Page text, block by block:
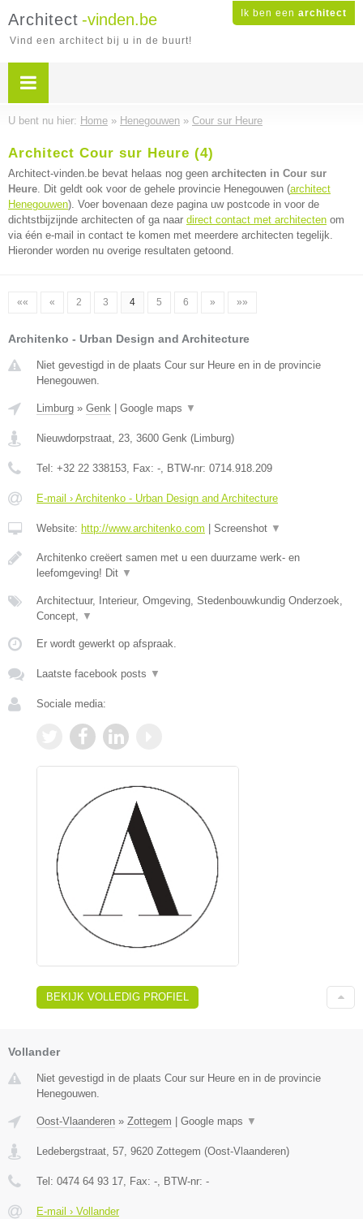
Ik ben een architect
Architect -vinden.be
Vind een architect bij u in de buurt!
U bent nu hier: Home » Henegouwen » Cour sur Heure
Architect Cour sur Heure (4)
Architect-vinden.be bevat helaas nog geen architecten in Cour sur
Heure. Dit geldt ook voor de gehele provincie Henegouwen (architect
Henegouwen). Voer bovenaan deze pagina uw postcode in voor de
dichtstbijzijnde architecten of ga naar direct contact met architecten om
via één e-mail in contact te komen met meerdere architecten tegelijk.
Hieronder worden nu overige resultaten getoond.
«« « 2 3 4 5 6 » »»
Architenko - Urban Design and Architecture
Niet gevestigd in de plaats Cour sur Heure en in de provincie
Henegouwen.
Limburg » Genk Google maps ▼
Nieuwdorpstraat, 23, 3600 Genk (Limburg)
Tel: +32 22 338153, Fax: -, BTW-nr: 0714.918.209
E-mail › Architenko - Urban Design and Architecture
Website: http://www.architenko.com Screenshot ▼
Architenko creëert samen met u een duurzame werk- en
leefomgeving! Dit ▼
Architectuur, Interieur, Omgeving, Stedenbouwkundig Onderzoek,
Concept, ▼
Er wordt gewerkt op afspraak.
Laatste facebook posts ▼
Sociale media:
BEKIJK VOLLEDIG PROFIEL
Vollander
Niet gevestigd in de plaats Cour sur Heure en in de provincie
Henegouwen.
Oost-Vlaanderen » Zottegem Google maps ▼
Ledebergstraat, 57, 9620 Zottegem (Oost-Vlaanderen)
Tel: 0474 64 93 17, Fax: -, BTW-nr: -
E-mail › Vollander